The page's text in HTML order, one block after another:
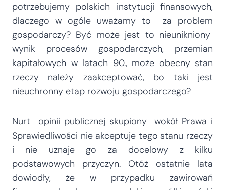
potrzebujemy polskich instytucji finansowych,
dlaczego w ogóle uważamy to za problem
gospodarczy? Być może jest to nieunikniony
wynik procesów gospodarczych, przemian
kapitałowych w latach 90., może obecny stan
rzeczy należy zaakceptować, bo taki jest
nieuchronny etap rozwoju gospodarczego?
Nurt opinii publicznej skupiony wokół Prawa i
Sprawiedliwości nie akceptuje tego stanu rzeczy
i nie uznaje go za docelowy z kilku
podstawowych przyczyn. Otóż ostatnie lata
dowiodły, że w przypadku zawirowań